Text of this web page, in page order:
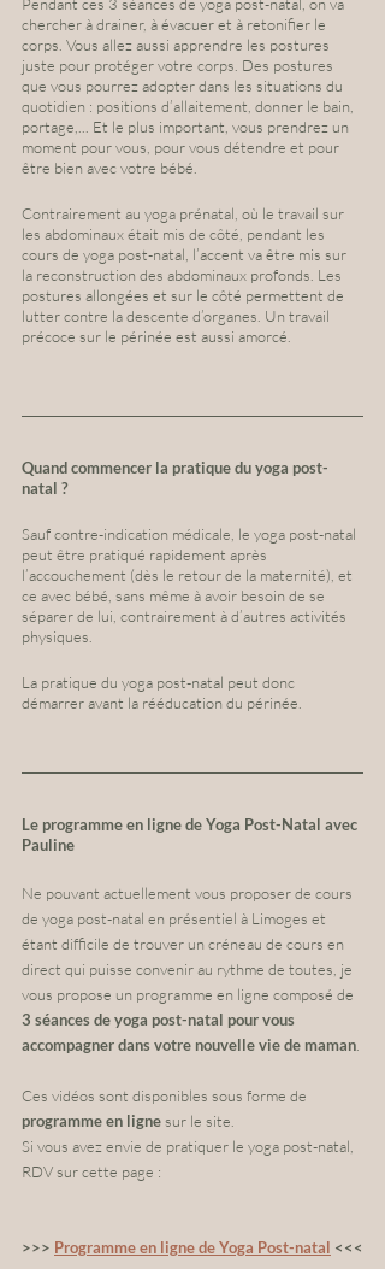
chercher à drainer, à évacuer et à retonifier le
corps. Vous allez aussi apprendre les postures
juste pour protéger votre corps. Des postures
que vous pourrez adopter dans les situations du
quotidien : positions d’allaitement, donner le bain,
portage,... Et le plus important, vous prendrez un
moment pour vous, pour vous détendre et pour
être bien avec votre bébé.
Contrairement au yoga prénatal, où le travail sur
les abdominaux était mis de côté, pendant les
cours de yoga post-natal, l’accent va être mis sur
la reconstruction des abdominaux profonds. Les
postures allongées et sur le côté permettent de
lutter contre la descente d’organes. Un travail
précoce sur le périnée est aussi amorcé.
Quand commencer la pratique du yoga post-
natal ?
Sauf contre-indication médicale, le yoga post-natal
peut être pratiqué rapidement après
l’accouchement (dès le retour de la maternité), et
ce avec bébé, sans même à avoir besoin de se
séparer de lui, contrairement à d’autres activités
physiques.
La pratique du yoga post-natal peut donc
démarrer avant la rééducation du périnée.
Le programme en ligne de Yoga Post-Natal avec
Pauline
Ne pouvant actuellement vous proposer de cours
de yoga post-natal en présentiel à Limoges et
étant difficile de trouver un créneau de cours en
direct qui puisse convenir au rythme de toutes, je
vous propose un programme en ligne composé de
3 séances de yoga post-natal pour vous
accompagner dans votre nouvelle vie de maman
Ces vidéos sont disponibles sous forme de
programme en ligne sur le site.
Si vous avez envie de pratiquer le yoga post-natal,
RDV sur cette page :
>>> Programme en ligne de Yoga Post-natal <<<